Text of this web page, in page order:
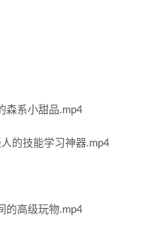
森系小甜品.mp4
的技能学习神器.mp4
的高级玩物.mp4